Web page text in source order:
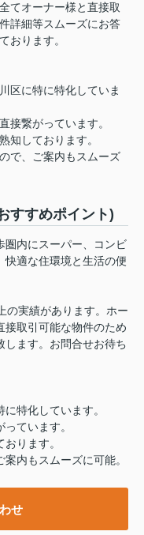
てオーナー様と直接取
詳細等スムーズにお答
おります。
区に特に特化していま
接繋がっています。
知しております。
で、ご案内もスムーズ
すすめポイント)
圏内にスーパー、コンビ
快適な住環境と生活の便
の実績があります。ホー
接取引可能な物件のため
します。お問合せお待ち
特化しています。
ています。
ります。
内もスムーズに可能。
せ